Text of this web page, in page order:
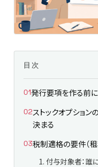
目次
発行要項を作る前
ストックオプション
決まる
税制適格の要件（
1. 付与対象者：誰